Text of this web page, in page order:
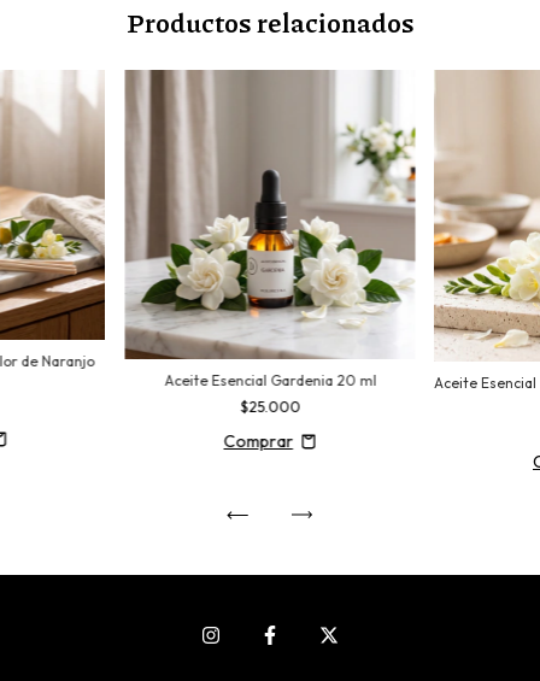
Productos relacionados
de Naranjo
Aceite Esencial Gardenia 20 ml
$25.000
Aceite